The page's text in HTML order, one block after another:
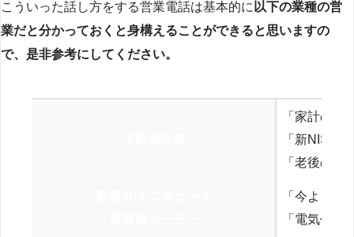
こういった話し方をする営業電話は基本的に 以下の業種の営
業だと分かっておくと身構えることができると思いますの
で、是非参考にしてください。
「家計の見
「新NISA
「老後の
「今より
「電気代を